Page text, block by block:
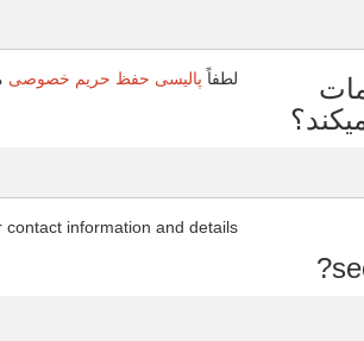
لطفاً پالیسی حفظ حریم خصوصی
information and details.